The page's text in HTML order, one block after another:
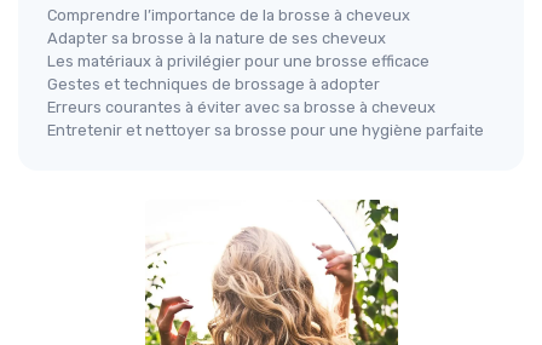
Comprendre l’importance de la brosse à cheveux
Adapter sa brosse à la nature de ses cheveux
Les matériaux à privilégier pour une brosse efficace
Gestes et techniques de brossage à adopter
Erreurs courantes à éviter avec sa brosse à cheveux
Entretenir et nettoyer sa brosse pour une hygiène parfaite